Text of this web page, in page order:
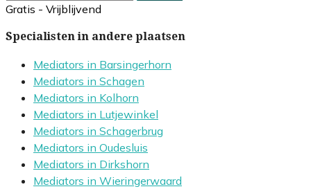
Gratis - Vrijblijvend
Specialisten in andere plaatsen
Mediators in Barsingerhorn
Mediators in Schagen
Mediators in Kolhorn
Mediators in Lutjewinkel
Mediators in Schagerbrug
Mediators in Oudesluis
Mediators in Dirkshorn
Mediators in Wieringerwaard